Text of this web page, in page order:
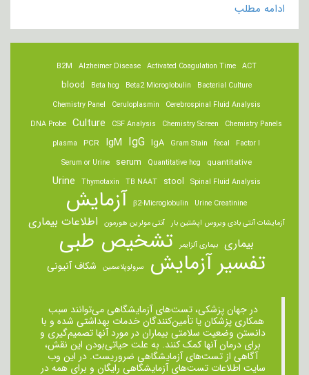
ادامه مطلب
ACT
Activated Coagulation Time
Alzheimer Disease
B2M
Bacterial Culture
Beta2 Microglobulin
Beta hcg
blood
Cerebrospinal Fluid Analysis
Ceruloplasmin
Chemistry Panel
Chemistry Panels
Chemistry Screen
CSF Analysis
Culture
DNA Probe
Factor I
fecal
Gram Stain
IgA
IgG
IgM
PCR
plasma
quantitative
Quantitative hcg
serum
Serum or Urine
Spinal Fluid Analysis
stool
TB NAAT
Thymotaxin
Urine
Urine Creatinine
β2-Microglobulin آزمایش
آزمایشات آنتی بادی ویروس اپشتین بار آنتی مولرین هورمون اطلاعات بیماری
بیماری بیماری آلزایمر تشخیص طبی
تفسیر آزمایش سرولوپلاسمین شکاف آنیونی
در جهان پزشکی، تست‌های آزمایشگاهی می‌توانند سبب
همکاری پزشکان یا تأمین‌کنندگان خدمات بهداشتی شده و با
دانستن وضعیت سلامتی بیماران در مورد آنها تصمیم‌گیری و
برای درمان ‌آنها کمک کنند. به علت حیاتی‌بودن این نقش،
آگاهی از تست‌های آزمایشگاهی ضروریست. در این وب
سایت اطلاعات تست‌های آزمایشگاهی رایگان و برای همه در